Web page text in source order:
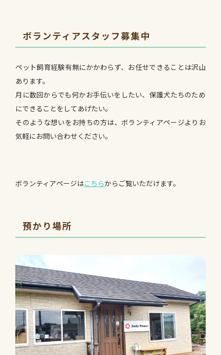
ボランティアスタッフ募集中
ペット飼育経験有無にかかわらず、お任せできることは沢山
あります。
月に数回からでも何かお手伝いをしたい、保護犬たちのため
にできることをしてあげたい。
そのような想いをお持ちの方は、ボランティアページよりお
気軽にお問い合わせください。
ボランティアページはこちらからご覧いただけます。
預かり場所